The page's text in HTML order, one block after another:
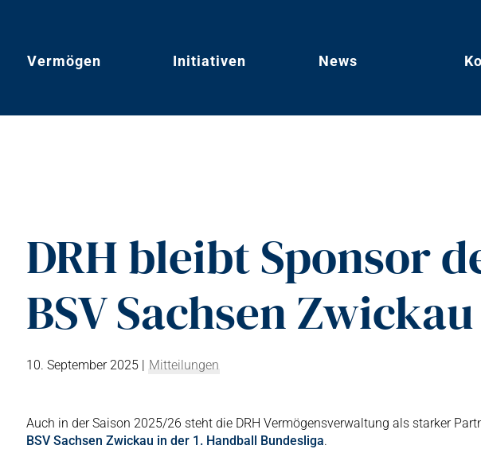
Vermögen Initiativen News
DRH bleibt Sponsor
BSV Sachsen Zwickau
10. September 2025| Mitteilungen
Auch in der Saison 2025/26 steht die DRH Vermögensverwaltung als starker
BSV Sachsen Zwickau in der 1. Handball Bundesliga.